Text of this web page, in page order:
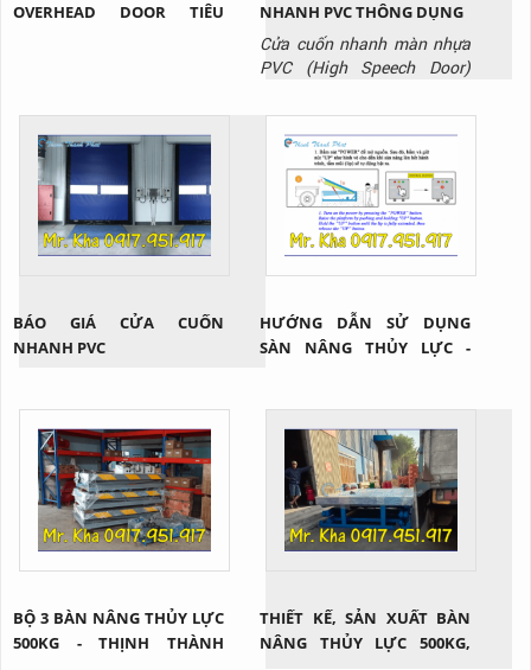
OVERHEAD DOOR TIÊU
NHANH PVC THÔNG DỤNG
Cửa cuốn nhanh màn nhựa
PVC (High Speech Door)
năng nổi bật như: giảm thất
thoát nhiệt, hạn chế bụi bẩn,
mùi hôi, côn trùng xâm nhập
trong quá trình di chuyển
hàng hóa giữa các khu vực
mà còn đa dạng nhiều mẫu
mã và chủng loại nhằm đáp
ứng tối...
BÁO GIÁ CỬA CUỐN
NHANH PVC
HƯỚNG DẪN SỬ DỤNG
SÀN NÂNG THỦY LỰC -
BỘ 3 BÀN NÂNG THỦY LỰC
500KG - THỊNH THÀNH
THIẾT KẾ, SẢN XUẤT BÀN
NÂNG THỦY LỰC 500KG,